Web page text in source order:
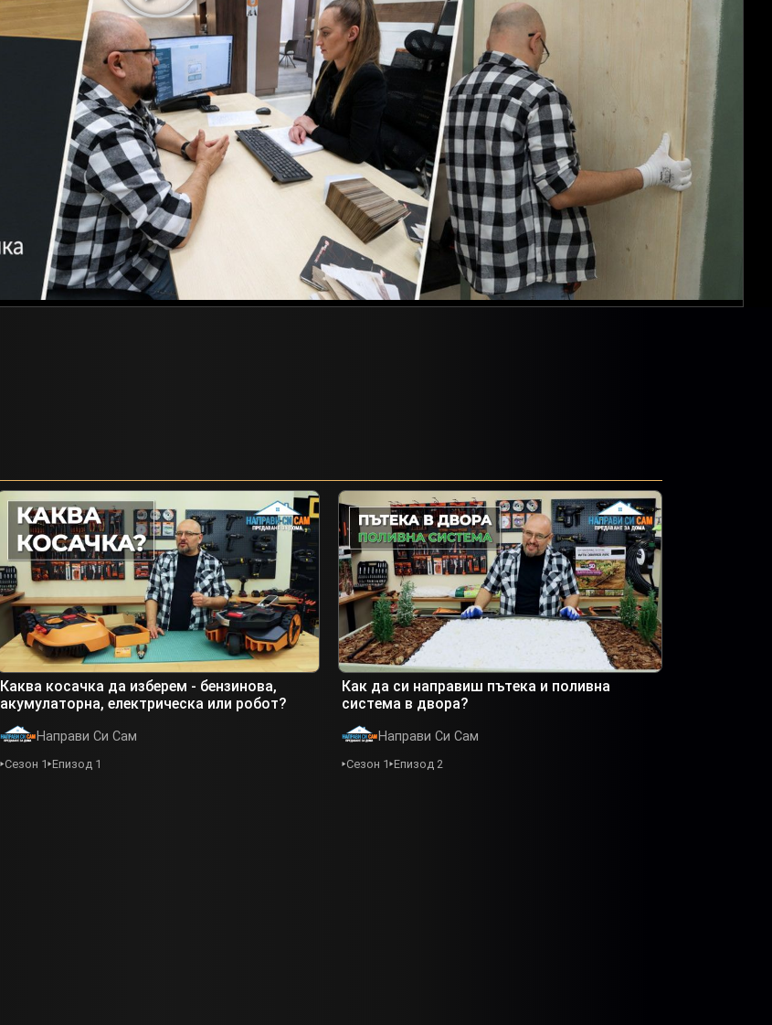
Каква косачка да изберем - бензинова,
акумулаторна, електрическа или робот?
Направи Си Сам
Сезон 1 Епизод 1
Как да си направиш пътека и поливна
система в двора?
Направи Си Сам
Сезон 1 Епизод 2